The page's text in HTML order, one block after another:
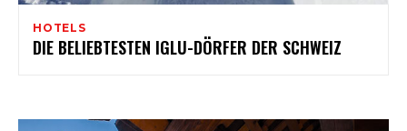
HOTELS
DIE BELIEBTESTEN IGLU-DÖRFER DER SCHWEIZ